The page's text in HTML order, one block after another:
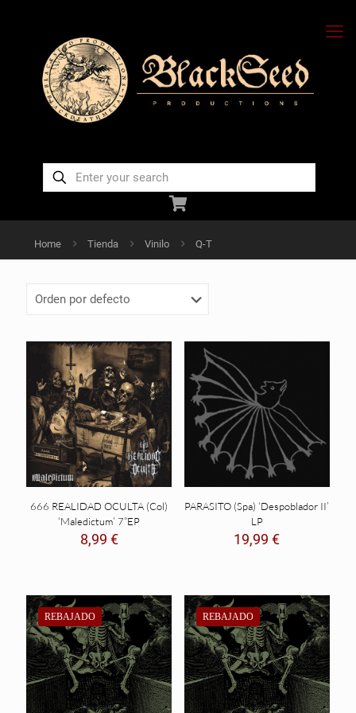
Home Tienda Vinilo Q-T
666 REALIDAD OCULTA (Col)
‘Maledictum’ 7”EP
8,99 €
PARASITO (Spa) ‘Despoblador II’
LP
19,99€
REBAJADO REBAJADO